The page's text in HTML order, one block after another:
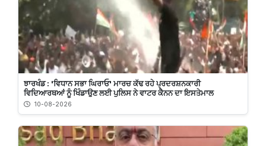
ਝਾਰਖੰਡ : 'ਵਿਧਾਨ ਸਭਾ ਘਿਰਾਓ' ਮਾਰਚ ਕੱਢ ਰਹੇ ਪ੍ਰਦਰਸ਼ਨਕਾਰੀ
ਵਿਦਿਆਰਥਆਂ ਨੂੰ ਖਿੰਡਾਉਣ ਲਈ ਪੁਲਿਸ ਨੇ ਵਾਟਰ ਕੈਨਨ ਦਾ ਇਸਤੇਮਾਲ
10-08-2026